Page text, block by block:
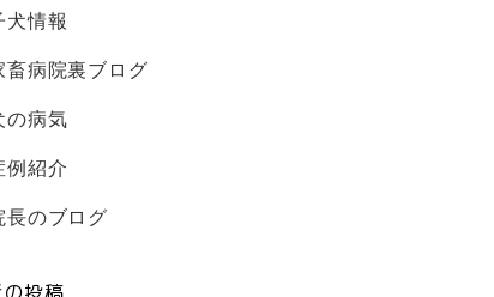
犬情報
畜病院裏ブログ
の病気
例紹介
長のブログ